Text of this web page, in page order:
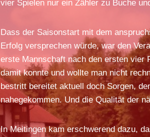
vier Spielen nur ein Zähler zu Buche
Dass der Saisonstart mit dem
Erfolg versprechen würde, war den
erste Mannschaft nach den ersten vier
damit konnte und wollte man nicht
bestritt bereitet aktuell doch Sorgen,
nahegekommen. Und die Qualität der
In Meitingen kam erschwerend dazu,